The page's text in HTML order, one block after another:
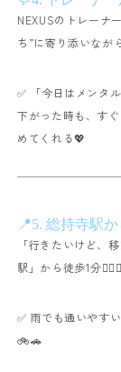
NEXUSのトレーナ
ち”に寄り添いなが
✅ 「今日はメンタ
下がった時も、す
めてくれる💖
📍5. 総持寺駅
「行きたいけど、
駅」から徒歩1分🚶‍♀️✨
✅ 雨でも通いやすい
🚲🚗